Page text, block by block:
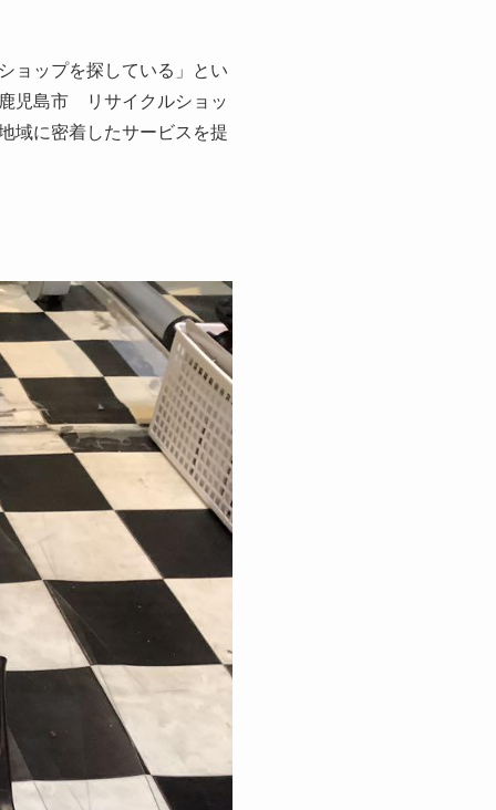
ョップを探している」とい
児島市 リサイクルショッ
域に密着したサービスを提